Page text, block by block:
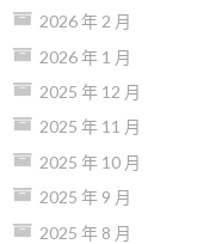
2026 年 2 月
2026 年 1 月
2025 年 12 月
2025 年 11 月
2025 年 10 月
2025 年 9 月
2025 年 8 月